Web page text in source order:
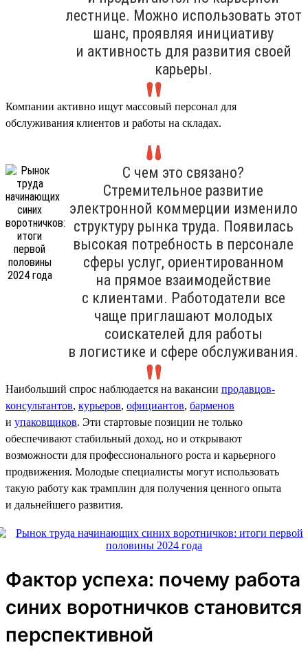
лестнице. Можно использовать этот
шанс, проявляя инициативу
и активность для развития своей
карьеры.
Компании активно ищут массовый персонал для
обслуживания клиентов и работы на складах.
С чем это связано?
Стремительное развитие
электронной коммерции изменило
структуру рынка труда. Появилась
высокая потребность в персонале
сферы услуг, ориентированном
на прямое взаимодействие
с клиентами. Работодатели все
чаще приглашают молодых
соискателей для работы
в логистике и сфере обслуживания.
Наибольший спрос наблюдается на вакансии продавцов-
консультантов, курьеров, официантов, барменов
и упаковщиков. Эти стартовые позиции не только
обеспечивают стабильный доход, но и открывают
возможности для профессионального роста и карьерного
продвижения. Молодые специалисты могут использовать
такую работу как трамплин для получения ценного опыта
и дальнейшего развития.
Фактор успеха: почему работа
синих воротничков становится
перспективной